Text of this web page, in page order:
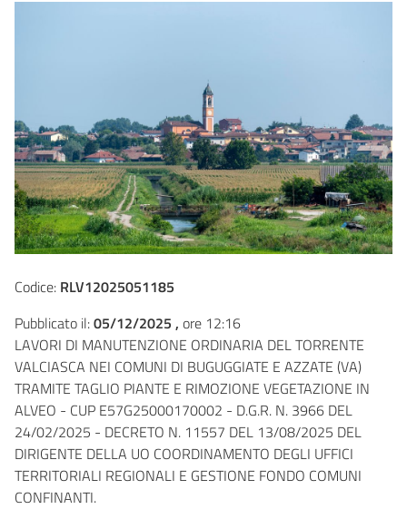
Codice: RLV12025051185
Pubblicato il:05/12/2025 , ore 12:16
LAVORI DI MANUTENZIONE ORDINARIA DEL TORRENTE
VALCIASCA NEI COMUNI DI BUGUGGIATE E AZZATE (VA)
TRAMITE TAGLIO PIANTE E RIMOZIONE VEGETAZIONE IN
ALVEO - CUP E57G25000170002 - D.G.R. N. 3966 DEL
24/02/2025 - DECRETO N. 11557 DEL 13/08/2025 DEL
DIRIGENTE DELLA UO COORDINAMENTO DEGLI UFFICI
TERRITORIALI REGIONALI E GESTIONE FONDO COMUNI
CONFINANTI.